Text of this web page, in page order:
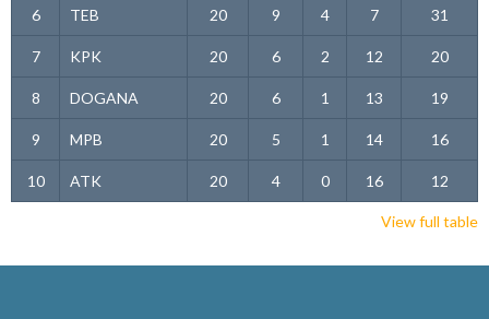
6 TEB 20 9 4 7 31
7 KPK 20 6 2 12 20
8 DOGANA 20 6 1 13 19
9 MPB 20 5 1 14 16
10 ATK 20 4 0 16 12
View full table